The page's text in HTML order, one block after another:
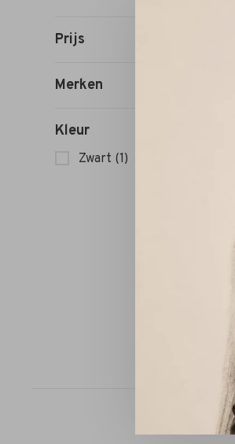
Prijs
Merken
Kleur
Zwart (1)